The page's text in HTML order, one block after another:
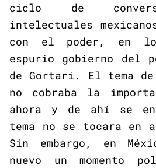
ciclo de
intelectuales
con el poder, en
espurio gobierno del
de Gortari. El tema
no cobraba la
ahora y de ahí se
tema no se tocara en
Sin embargo, en
nuevo un momento